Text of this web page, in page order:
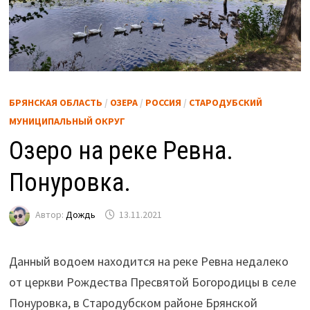
БРЯНСКАЯ ОБЛАСТЬ / ОЗЕРА/ РОССИЯ / СТАРОДУБСКИЙ
МУНИЦИПАЛЬНЫЙ ОКРУГ
Озеро на реке Ревна.
Понуровка.
Автор: Дождь 13.11.2021
Данный водоем находится на реке Ревна недалеко
от церкви Рождества Пресвятой Богородицы в селе
Понуровка, в Стародубском районе Брянской